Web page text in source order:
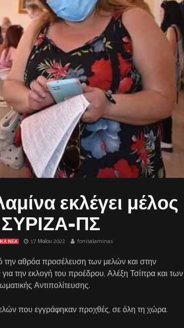
εκλέγει μέλος
ΠΣ
ΝΕΑ 17 Μαΐου 2022 fonisalaminas
την αθρόα προσέλευση των μελών και στην
την εκλογή του προέδρου, Αλέξη Τσίπρα και των
Αντιπολίτευσης.
που εγγράφηκαν προχθές, σε όλη τη χώρα.